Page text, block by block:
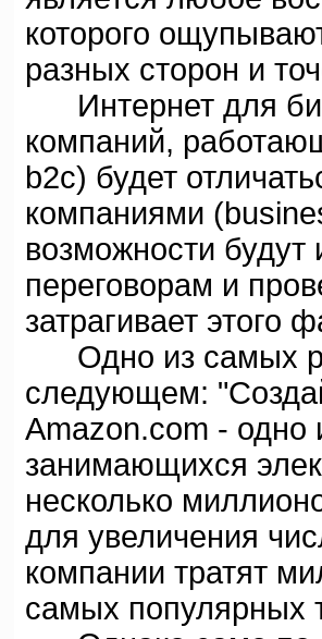
которого
разных сторон и
Интернет для
компаний,
b2c) будет
компаниями
возможности будут
переговорам и
затрагивает этого
Одно из самых
следующем:
Amazon.com - одно
занимающихся
несколько
для увеличения
компании тратят
самых популярных